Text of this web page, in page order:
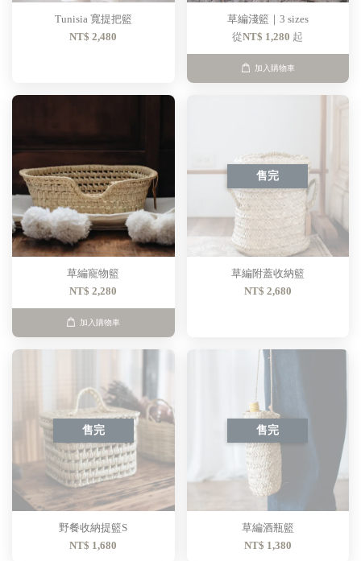
Tunisia 寬提把籃
NT$ 2,480
草編淺籃｜3 sizes
從NT$ 1,280 起
加入購物車
草編寵物籃
NT$ 2,280
加入購物車
售完
草編附蓋收納籃
NT$ 2,680
售完
野餐收納提籃S
NT$ 1,680
售完
草編酒瓶籃
NT$ 1,380